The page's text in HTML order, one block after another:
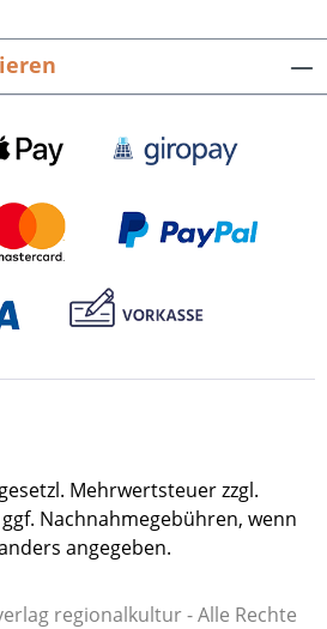
Leben. Auch die
so ausgewählt worden,
Lebensumstände
Nicht viel Spektakuläres
aber gerade das
sich mit den
zu beschäftigen. Mit
das aus einer Ausstellung
werden konnte, soll
Auseinandersetzung mit
Beschäftigung mit der
978-3-89735-641-2.
Buch-Cover als tif-Datei
Mehrwertsteuer zzgl.
Nachnahmegebühren, wenn
angegeben.
regionalkultur - Alle Rechte